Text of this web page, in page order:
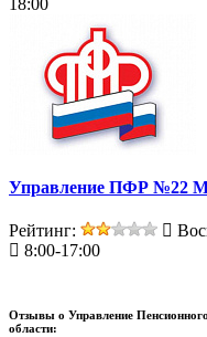
Управление ПФР №22
Рейтинг:
8:00-17:00
Отзывы о Управление
области: